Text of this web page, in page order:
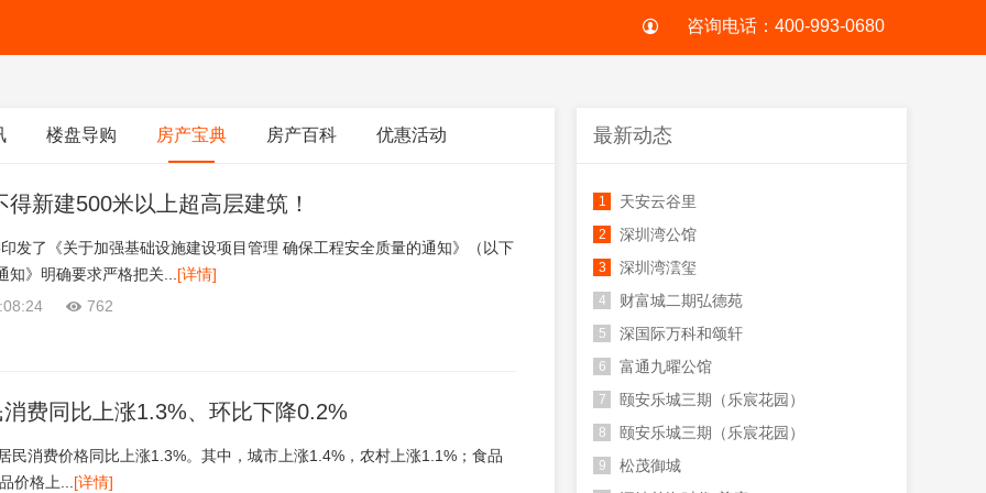
咨询电话：400-993-0680
楼盘导购 房产宝典 房产百科 优惠活动
新建500米以上超高层建筑！
发了《关于加强基础设施建设项目管理 确保工程安全质量的通知》（以下
》明确要求严格把关... [详情]
762
费同比上涨1.3%、环比下降0.2%
民消费价格同比上涨1.3%。其中，城市上涨1.4%，农村上涨1.1%；食品
价格上... [详情]
最新动态
1 天安云谷里
2 深圳湾公馆
3 深圳湾澐玺
4 财富城二期弘德苑
5 深国际万科和颂轩
6 富通九曜公馆
7 颐安乐城三期（乐宸花园）
8 颐安乐城三期（乐宸花园）
9 松茂御城